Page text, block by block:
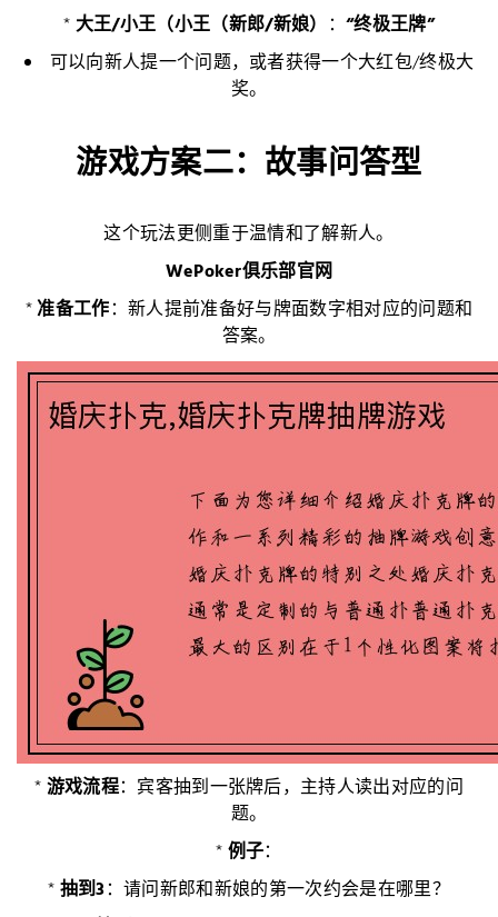
*大王/小王（小王（新郎/新娘） ： “终极王牌”
可以向新人提一个问题，或者获得一个大红包/终极大
奖。
游戏方案二：故事问答型
这个玩法更侧重于温情和了解新人。
WePoker俱乐部官网
*准备工作：新人提前准备好与牌面数字相对应的问题和
答案。
*游戏流程：宾客抽到一张牌后，主持人读出对应的问
题。
*例子：
*抽到3：请问新郎和新娘的第一次约会是在哪里？